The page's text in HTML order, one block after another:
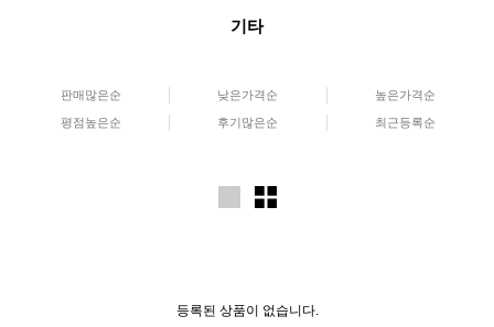
기타
판매많은순 낮은가격순 높은가격순
평점높은순 후기많은순 최근등록순
등록된 상품이 없습니다.